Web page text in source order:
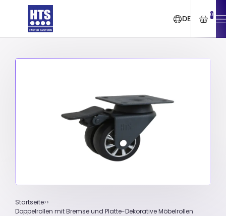
DE 0
Startseite
Doppelrollen mit Bremse und Platte-Dekorative Möbelrollen